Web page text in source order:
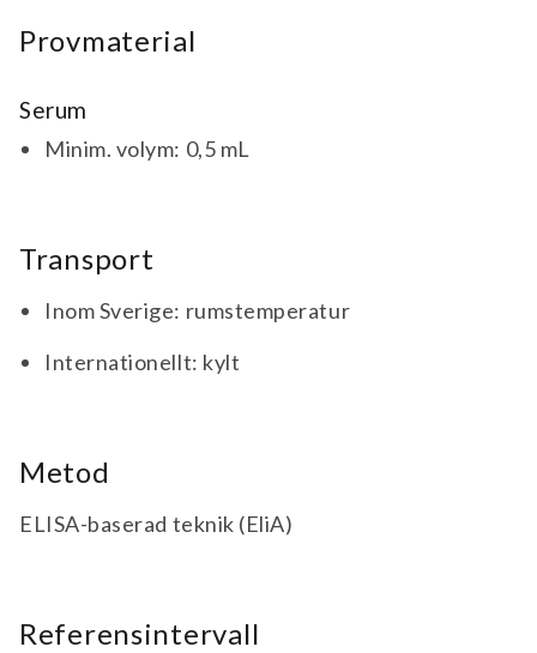
Provmaterial
Serum
Minim. volym: 0,5 mL
Transport
Inom Sverige: rumstemperatur
Internationellt: kylt
Metod
ELISA-baserad teknik (EliA)
Referensintervall